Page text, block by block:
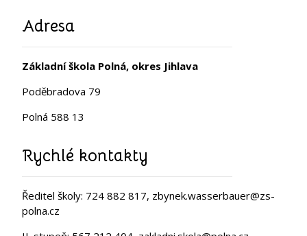
Adresa
Základní škola Polná, okres Jihlava
Poděbradova 79
Polná 588 13
Rychlé kontakty
Ředitel školy: 724 882 817, zbynek.wasserbauer@zs-
polna.cz